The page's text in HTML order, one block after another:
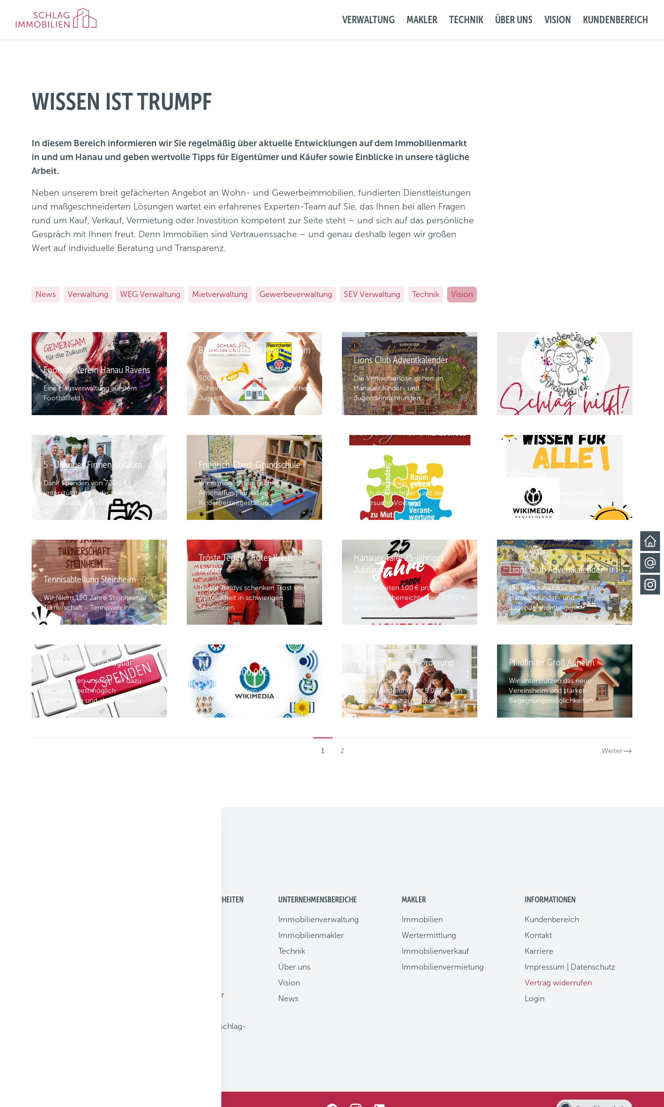
VERWALTUNG MAKLER TECHNIK ÜBER UNS VISION KUNDENBEREICH
WISSEN IST TRUMPF
In diesem Bereich informieren wir Sie regelmäßig über aktuelle Entwicklungen auf dem Immobilienmarkt
in und um Hanau und geben wertvolle Tipps für Eigentümer und Käufer sowie Einblicke in unsere tägliche
Arbeit.
Neben unserem breit gefächerten Angebot an Wohn- und Gewerbeimmobilien, fundierten Dienstleistungen
und maßgeschneiderten Lösungen wartet ein erfahrenes Experten-Team auf Sie, das Ihnen bei allen Fragen
rund um Kauf, Verkauf, Vermietung oder Investition kompetent zur Seite steht – und sich auf das persönliche
Gespräch mit Ihnen freut. Denn Immobilien sind Vertrauenssache – und genau deshalb legen wir großen
Wert auf individuelle Beratung und Transparenz.
News Verwaltung WEG Verwaltung Mietverwaltung Gewerbeverwaltung SEV Verwaltung Technik Vision
Football-Verein Hanau Ravens
Eine Hausverwaltung auf dem
Footballfeld
Blasorchester TSV Klein Auheim
Einnahmen mit einem Betrag von
500,00 € vom Stadtteilfest Klein-
Auheim gehen an die musikalische
Jugend
Lions Club Adventkalender
Die Verkaufserlöse gehen an
Hanauer Kinder- und
Jugendeinrichtungen.
Kinder Engel Rhein Main e.V.
Engagement mit Herz:
Spendenaktion bei der 25-Jahr-
Feier der Klöber Versicherung
5 - Jähriges Firmenjubiläum
Dank Spenden von 7.300 €
unterstützten wir die Hanauer Tafel
und Menschen in Not.
Friedrich-Ebert-Grundschule
Wir ermöglichten Tischkicker-
Anschaffung für aktive
Kinderfreizeitgestaltung.
Förderverein Mädchen
Realschule
Der Förderverein unterstützte
„Mach dich sichtbar“ und den
Magersucht-Vortrag.
Schlag Immobilien unterstützt
Wikimedia, freier Zugang zu Wissen.
Tennisabteilung Steinheim
Wir feiern 150 Jahre Steinheimer
Turnerschaft - Tennisverein!
Tröste Teddy - Rotes Kreuz
Hanau
Tröste Teddys schenken Trost und
Vertrautheit in schwierigen
Situationen.
Hanauer Tafel 25-jähriges
Jubiläum
Wir spendeten 100 € pro Jahr.
Insgesamt überreichten wir 2.500 €
an die Stiftung.
Lions Club Adventkalender
Die Verkaufserlöse gehen an
Hanauer Kinder- und
Jugendeinrichtungen.
#gemeinsamunschlagbar
Wir möchten unseren Teil dazu
beitragen, bestmöglich
unterstützen und aktiv helfen.
Wikimedia 500,00€
Schlag Immobilien unterstützt
Wikimedia, freier Zugang zu Wissen.
Lichtblick Familienförderung
Wir unterstützten die
Familienförderung mit 5.000 €, um
Familien gezielt zu stärken.
Pfadfinder Groß Auheim
Wir unterstützen das neue
Vereinsheim und stärken
Begegnungsmöglichkeiten.
1 2 Weiter
BAR FÜR IHRE IMMOBILIENANGELEGENHEITEN
Montag bis Freitag: 7:00 – 19:00 Uhr (nach vorheriger
info@schlag-
UNTERNEHMENSBEREICHE
Immobilienverwaltung
Immobilienmakler
Technik
Über uns
Vision
News
MAKLER
Immobilien
Wertermittlung
Immobilienverkauf
Immobilienvermietung
INFORMATIONEN
Kundenbereich
Kontakt
Karriere
Impressum
Datenschutz
Vertrag widerrufen
Login